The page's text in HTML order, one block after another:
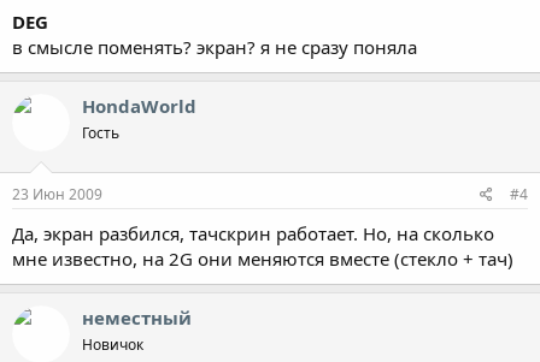
DEG
в смысле поменять? экран? я не сразу поняла
HondaWorld
Гость
23 Июн 2009 #4
Да, экран разбился, тачскрин работает. Но, на сколько
мне известно, на 2G они меняются вместе (стекло + тач)
неместный
Новичок